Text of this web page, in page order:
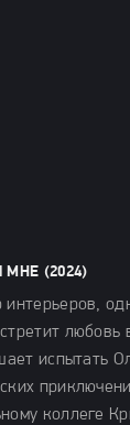
(2024)
испытать
коллеге